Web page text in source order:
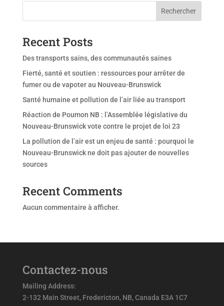
Rechercher
Recent Posts
Des transports sains, des communautés saines
Fierté, santé et soutien : ressources pour arrêter de
fumer ou de vapoter au Nouveau-Brunswick
Santé humaine et pollution de l’air liée au transport
Réaction de Poumon NB : l’Assemblée législative du
Nouveau-Brunswick vote contre le projet de loi 23
La pollution de l’air est un enjeu de santé : pourquoi le
Nouveau-Brunswick ne doit pas ajouter de nouvelles
sources
Recent Comments
Aucun commentaire à afficher.
Contactez-nous
Mailing Address:
2-132 Main Street, Fredericton, NB, Canada E3A 1C7